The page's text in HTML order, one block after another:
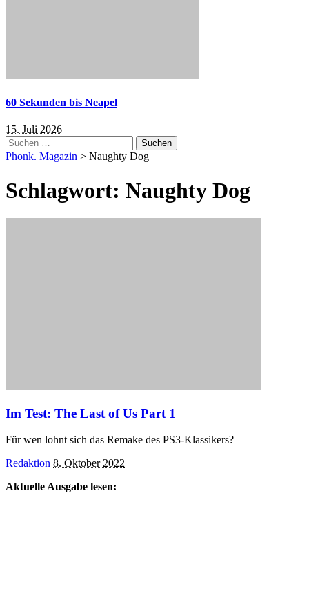
60 Sekunden bis Neapel
15. Juli 2026
Suchen
nach:
Phonk. Magazin > Naughty Dog
Schlagwort: Naughty Dog
Im Test: The Last of Us Part 1
Für wen lohnt sich das Remake des PS3-Klassikers?
Posted
Redaktion 8. Oktober 2022
Aktuelle Ausgabe lesen: